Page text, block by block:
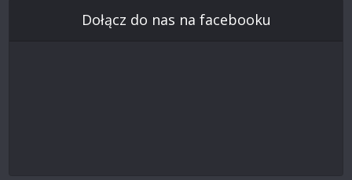
Dołącz do nas na facebooku